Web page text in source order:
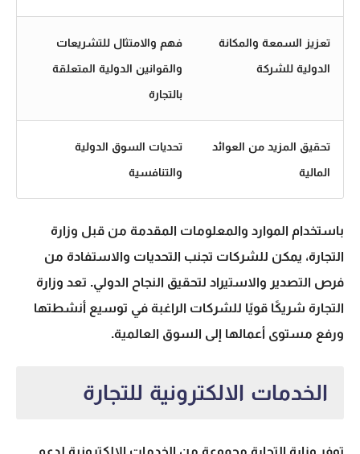
تعزيز السمعة والمكانة
الدولية للشركة
فهم والامتثال للتشريعات
والقوانين الدولية المتعلقة
بالتجارة
تحقيق المزيد من العوائد
المالية
تحديات السوق الدولية
والتنافسية
باستخدام الموارد والمعلومات المقدمة من قبل وزارة
التجارة، يمكن للشركات تجنب التحديات والاستفادة من
فرص التصدير والاستيراد لتحقيق النجاح الدولي. تعد وزارة
التجارة شريكًا قويًا للشركات الراغبة في توسيع أنشطتها
ورفع مستوى أعمالها إلى السوق العالمية.
الخدمات الالكترونية للتجارة
توفر وزارة التجارة مجموعة من الخدمات الالكترونية لدعم